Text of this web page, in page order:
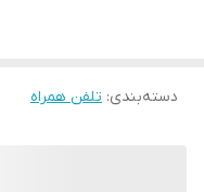
دسته‌بندی: تلفن همراه